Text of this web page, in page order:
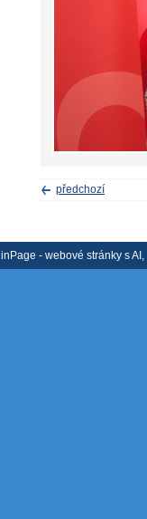
předchozí
inPage - webové stránky s AI,